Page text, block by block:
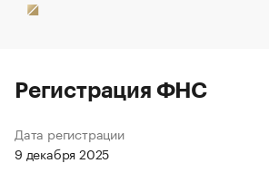
Регистрация ФНС
Дата регистрации
9 декабря 2025